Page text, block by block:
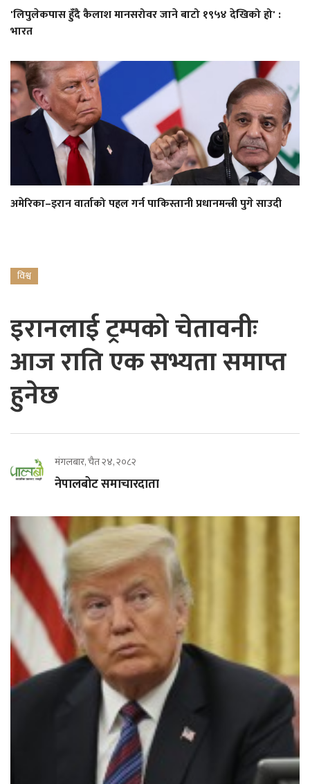
'लिपुलेकपास हुँदै कैलाश मानसरोवर जाने बाटो १९५४ देखिको हो' :
भारत
अमेरिका–इरान वार्ताको पहल गर्न पाकिस्तानी प्रधानमन्त्री पुगे साउदी
विश्व
इरानलाई ट्रम्पको चेतावनीः
आज राति एक सभ्यता समाप्त
हुनेछ
मंगलबार, चैत २४, २०८२
नेपालबोट समाचारदाता